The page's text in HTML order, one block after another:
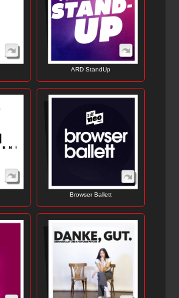
ARD StandUp
Browser Ballett